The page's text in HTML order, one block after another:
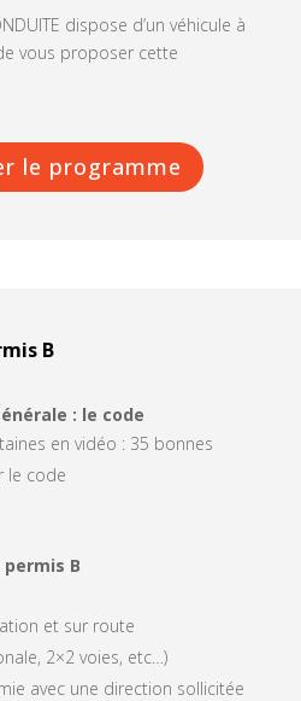
dispose d’un véhicule à
vous proposer cette
le programme
B
: le code
en vidéo : 35 bonnes
le code
B
et sur route
2×2 voies, etc…)
avec une direction sollicitée